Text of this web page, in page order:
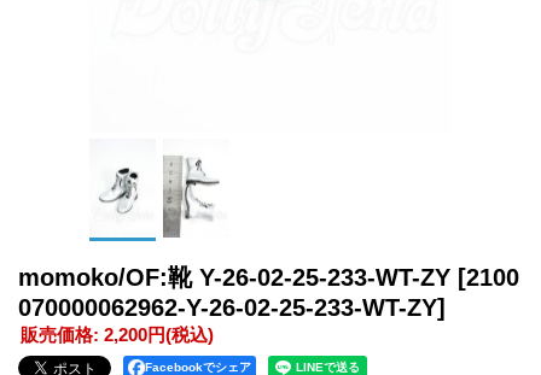
momoko/OF:靴 Y-26-02-25-233-WT-ZY [2100
070000062962-Y-26-02-25-233-WT-ZY]
販売価格: 2,200円(税込)
Facebookでシェア